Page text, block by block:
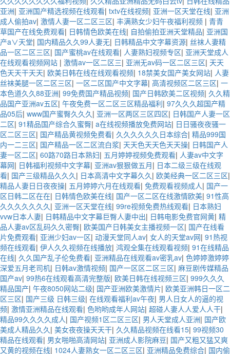
亚洲| 亚洲国产精选视频在线观看| txtv在线视频| 亚洲一区天堂在线| 亚洲
成人偷拍av| 激情人妻一区二区三区| 丰满熟女少妇午夜福利视频 | 青青
草国产在线免费观看| 日韩情色欧美在线| 自拍偷拍亚洲天堂精品| 亚洲国
产a∨天堂| 国内精品久久99人妻无| 日韩精品中文字幕资源| 丝袜人妻精
品一区二区三区| 国产蜜桃av在线观看| 人妻熟妇视频专区| 亚洲天堂成人
在线观看视频网站 | 激情av一区二区三| 亚洲无av码一区二区三区| 天天
色天天干天天| 欧美日韩在线在线观看视频| 18禁美女国产美女网站| 人妻
丝袜美腿一区二区三区| 一区二区国产中文字幕| 高清视频区二区三区| 一
本色道久久88亚洲| 99免费国产精品视频| 国产日韩欧美二区视频| 久久精
品国产亚洲av五区| 午夜免费一区二区三区精品福利| 97久久久超国产精
品05后| www国产蜜臀久久久| 亚洲一区两区三区四区| 日韩国产人妻一区
二区| 91精品国产综合久蜜臀| a在线视频播放免费网站| 日日骚夜夜骚一
区二区三区| 国产精品黄视频免费看| 久久久久久久日本综合| 精品999国
内一二三区| 国产精品一区二区流白浆| 天天色天天色天天操| 日韩国产人
妻一区二区| 60路70路日本熟妇| 五月婷婷视频免费观看| 人妻av中文字
幕网| 日韩福利视频中文字幕| 亚洲av狠狠做五月| 日本二级三级在线观
看| 国产三级精品久久久| 日本高清中文字幕久久| 欧美经典一区二区三区|
精品人妻日日夜夜操| 五月婷婷六月在线观看| 免费观看视频成人| 国产一
区日韩二区在在| 日韩情色欧美在线| 国产一区二区在线激情欧美| 91性高
久久久久久久久| 亚洲一区天堂在线| 99re视频免费热线观看| 日本熟妇
vvw日本人妻| 日韩精品中文字幕巨臀人妻中出| 日韩电影免费官网黄| 精
品人妻av区乱码久久密臀| 欧美国产日韩美女主播视频一区| 国产在线看
片免费观看| 亚洲少妇av一区| 动漫天堂同人av| 女人的天堂av网| 91热视
频在线观看| 伊人久久视频在线播放| 鸿观全集在线观看视频| 91在线精品
在线| 久久国产乱子伦免费看| 亚洲精品在线观看av密乳av| 色婷婷激婷婷
深爱五月老司机| 日韩av激情视频| 国产一区区二区三区| 麻豆剧传媒精品
国产av| 99热6在线观看高清完整版| 欧美日韩在线视频三区| 999久久久
精品国产| 午夜8050网站二级| 国产亚洲欧美激情片| 欧美亚洲韩日一区二
区三区| 国产三级 日韩三级| 在线观看福利av午夜| 男人日女人的逼的视
频| 激情亚洲精品在线观看| 色哟哟成年人网站| 超碰人妻人人爱人人干|
精品99久久久久成人| 国产视频1区二区三区| 男人天堂成人亚洲| 国产欧
美成人精品久久| 美女夜夜操天天干| 久久精品视频在线看15| 99视频30
精品在线观看| 男女啪啪高清网站| 亚洲成人影院麻豆| 国产又粗又猛又爽
又黄的视频在线| 1024人妻熟女一区二区三区| 亚洲精品免费综合| 国内偷